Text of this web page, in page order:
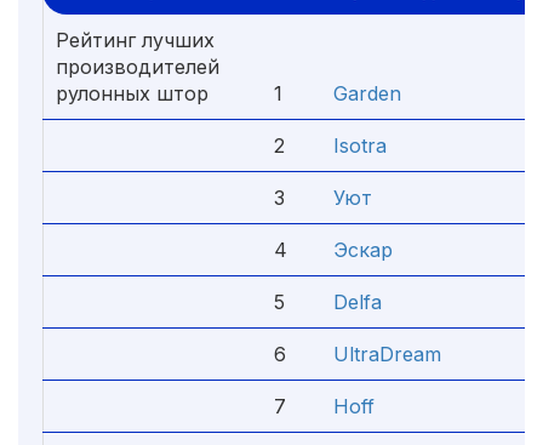
Рейтинг лучших
производителей
рулонных штор
1 Garden
2 Isotra
3 Уют
4 Эскар
5 Delfa
6 UltraDream
7 Hoff